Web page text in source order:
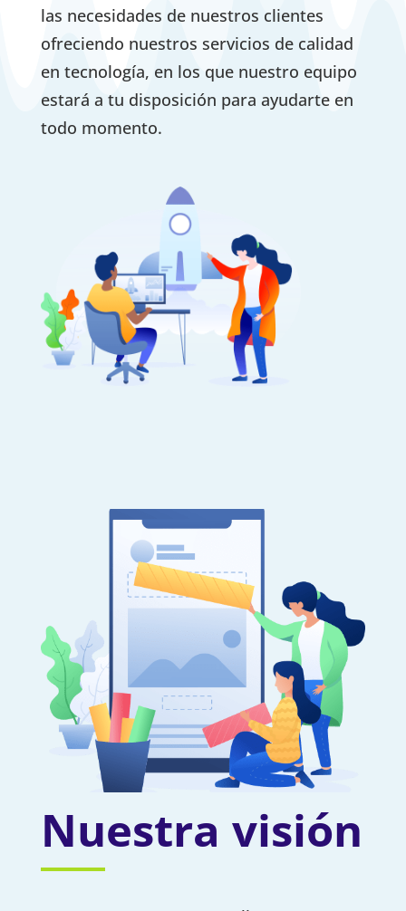
las necesidades de nuestros clientes
ofreciendo nuestros servicios de calidad
en tecnología, en los que nuestro equipo
estará a tu disposición para ayudarte en
todo momento.
Nuestra visión